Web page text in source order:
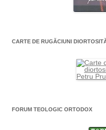
CARTE DE RUGĂCIUNI
FORUM TEOLOGIC ORTODOX